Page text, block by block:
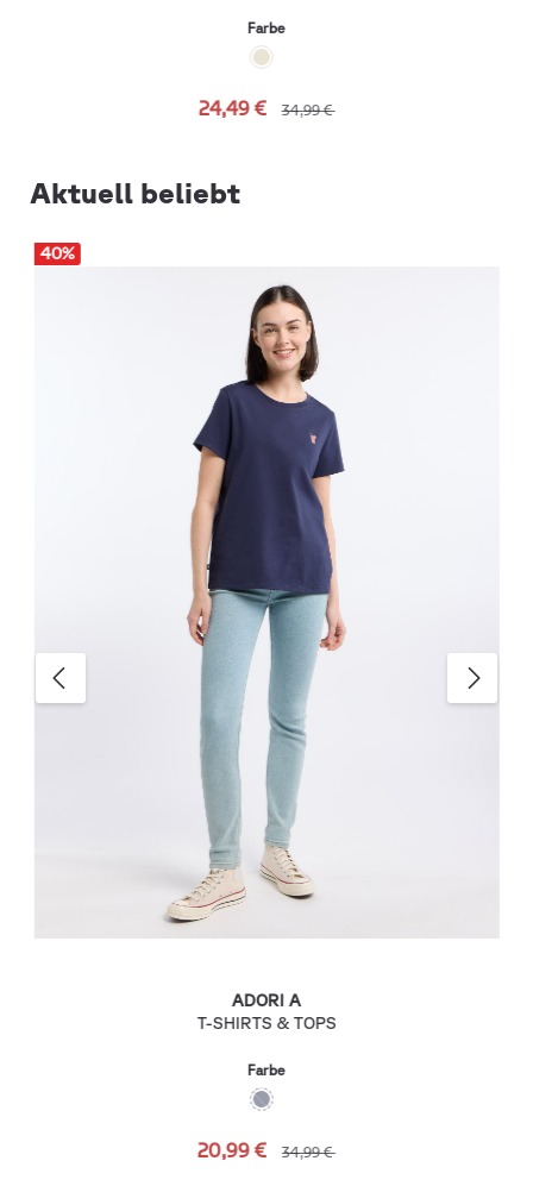
Farbe
24,49 € 34,99 €
Aktuell beliebt
40%
ADORI A
T-SHIRTS & TOPS
Farbe
20,99 € 34,99 €